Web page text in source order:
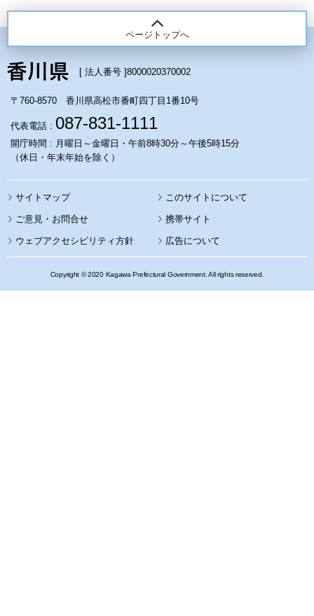
ページトップへ
[ 法人番号 ]8000020370002
〒760-8570 香川県高松市番町四丁目1番10号
代表電話 : 087-831-1111
開庁時間 : 月曜日～金曜日・午前8時30分～午後5時15分
（休日・年末年始を除く）
サイトマップ このサイトについて
携帯サイト
ウェブアクセシビリティ方針 広告について
Copyright © 2020 Kagawa Prefectural Government. All rights reserved.